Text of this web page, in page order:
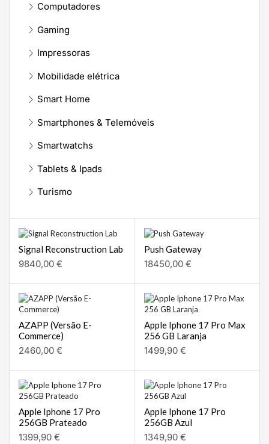
Computadores
Gaming
Impressoras
Mobilidade elétrica
Smart Home
Smartphones & Telemóveis
Smartwatchs
Tablets & Ipads
Turismo
Signal Reconstruction Lab
9840,00 €
Push Gateway
18450,00 €
AZAPP (Versão E-
Commerce)
2460,00 €
Apple Iphone 17 Pro Max
256 GB Laranja
1499,90 €
Apple Iphone 17 Pro
256GB Prateado
1399,90 €
Apple Iphone 17 Pro
256GB Azul
1349,90 €